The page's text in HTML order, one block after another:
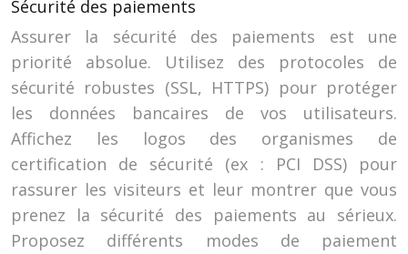
Sécurité des paiements
Assurer la sécurité des paiements est une
priorité absolue. Utilisez des protocoles de
sécurité robustes (SSL, HTTPS) pour protéger
les données bancaires de vos utilisateurs.
Affichez les logos des organismes de
certification de sécurité (ex : PCI DSS) pour
rassurer les visiteurs et leur montrer que vous
prenez la sécurité des paiements au sérieux.
Proposez différents modes de paiement